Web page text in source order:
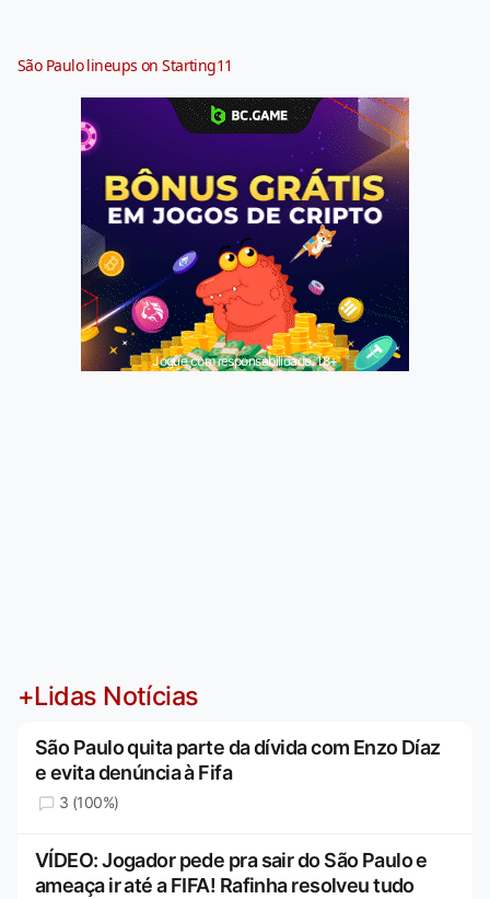
São Paulo lineups on Starting11
Jogue com responsabilidade. 18+
+Lidas Notícias
São Paulo quita parte da dívida com Enzo Díaz
e evita denúncia à Fifa
3 (100%)
VÍDEO: Jogador pede pra sair do São Paulo e
ameaça ir até a FIFA! Rafinha resolveu tudo